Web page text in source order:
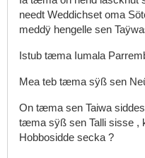
needt Weddichset oma
meddÿ hengelle sen
Istub tæma Iumala
Mea teb tæma sÿß sen
On tæma sen Taiwa siddes
tæma sÿß sen Talli sisse ,
Hobbosidde secka ?